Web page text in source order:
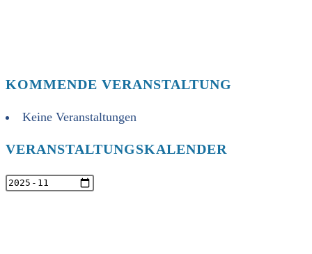
KOMMENDE VERANSTALTUNG
Keine Veranstaltungen
VERANSTALTUNGSKALENDER